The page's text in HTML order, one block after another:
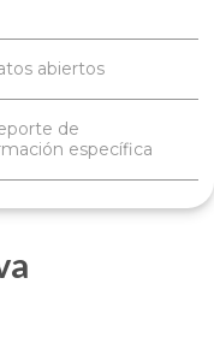
abiertos
de
específica